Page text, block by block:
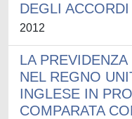
DEGLI
2012
LA
NEL REGNO
INGLESE IN
COMPARATA